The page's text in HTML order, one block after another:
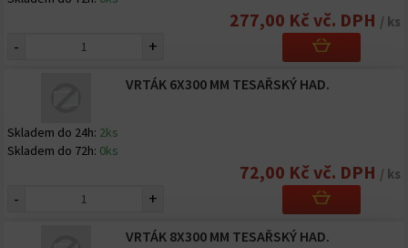
277,00 Kč vč. DPH / ks
- +
VRTÁK 6X300 MM TESAŘSKÝ HAD.
Skladem do 24h: 2ks
Skladem do 72h: 0ks
72,00 Kč vč. DPH / ks
- +
VRTÁK 8X300 MM TESAŘSKÝ HAD.